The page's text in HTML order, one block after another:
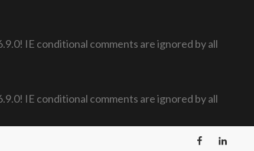
IE conditional comments are ignored by all
IE conditional comments are ignored by all
FacebookLinkedIn